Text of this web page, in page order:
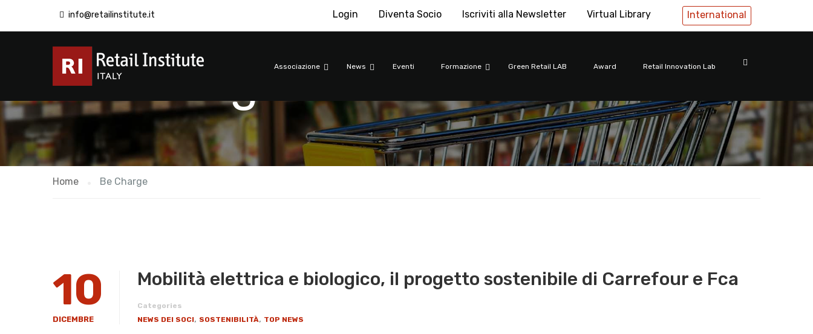
info@retailinstitute.it International
Login Diventa Socio Iscriviti alla Newsletter Virtual Library
Associazione News Eventi Formazione Green Retail LAB Award Retail Innovation Lab
Be Charge
Home Be Charge
10
DICEMBRE
Mobilità elettrica e biologico, il progetto sostenibile di Carrefour e Fca
Categories
NEWS DEI SOCI, SOSTENIBILITÀ, TOP NEWS